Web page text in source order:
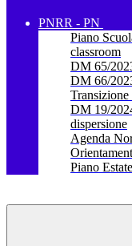
PNRR - PN
Piano
classroom
DM 65/
DM 66/
DM 19/
dispersione
Agenda
Piano